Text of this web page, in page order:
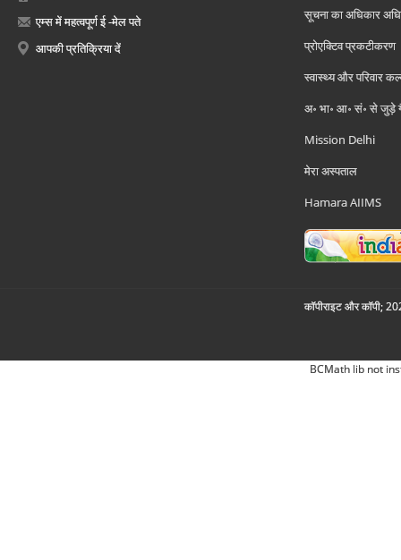
एम्स में महत्वपूर्ण ई -मेल पते
आपकी प्रतिक्रिया दें
सूचना का अधिकार
प्रोएक्टिव प्रकटीकरण
स्वास्थ्य और परिवार
अ॰ भा॰ आ॰ सं॰ से जुड़े
Mission Delhi
मेरा अस्पताल
Hamara AIIMS
कॉपीराइट और कॉपी;
BCMath lib not